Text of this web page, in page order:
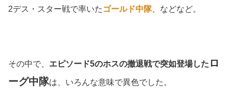
2デス・スター戦で率いた ゴールド中隊、などなど。
その中で、 エピソード5のホスの撤退戦で突如登場した ロ
ーグ中隊は、いろんな意味で異色でした。